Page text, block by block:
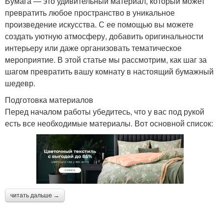
превратить любое пространство в уникальное
произведение искусства. С ее помощью вы можете
создать уютную атмосферу, добавить оригинальности
интерьеру или даже организовать тематическое
мероприятие. В этой статье мы рассмотрим, как шаг за
шагом превратить вашу комнату в настоящий бумажный
шедевр.
Подготовка материалов
Перед началом работы убедитесь, что у вас под рукой
есть все необходимые материалы. Вот основной список:
читать дальше →